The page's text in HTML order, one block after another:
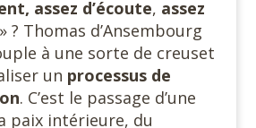
assez d’écoute, assez
» ? Thomas d’Ansembourg
à une sorte de creuset
un processus de
. C’est le passage d’une
paix intérieure, du